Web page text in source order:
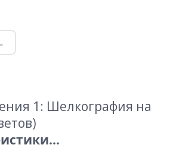
1: Шелкография на